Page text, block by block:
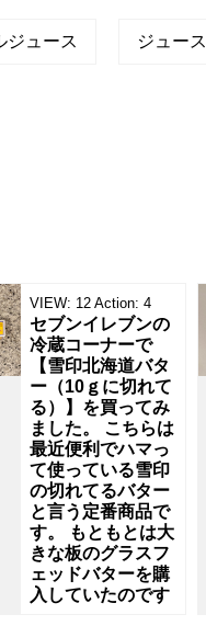
ジュース ジュース
VIEW: 12 Action: 4
セブンイレブンの
冷蔵コーナーで
【雪印北海道バタ
ー（10ｇに切れて
る）】を買ってみ
ました。 こちらは
最近便利でハマっ
て使っている雪印
の切れてるバター
と言う定番商品で
す。 もともとは大
きな板のグラスフ
ェッドバターを購
入していたのです